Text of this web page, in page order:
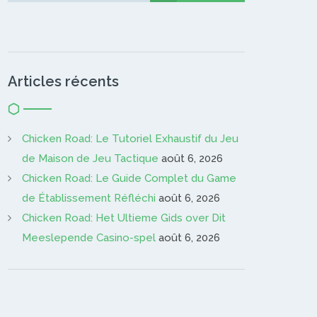
Articles récents
Chicken Road: Le Tutoriel Exhaustif du Jeu
de Maison de Jeu Tactique août 6, 2026
Chicken Road: Le Guide Complet du Game
de Établissement Réfléchi août 6, 2026
Chicken Road: Het Ultieme Gids over Dit
Meeslepende Casino-spel août 6, 2026